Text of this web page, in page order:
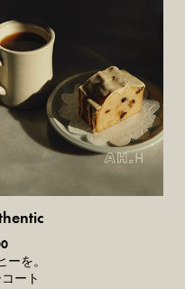
ル。
ーを。
ート